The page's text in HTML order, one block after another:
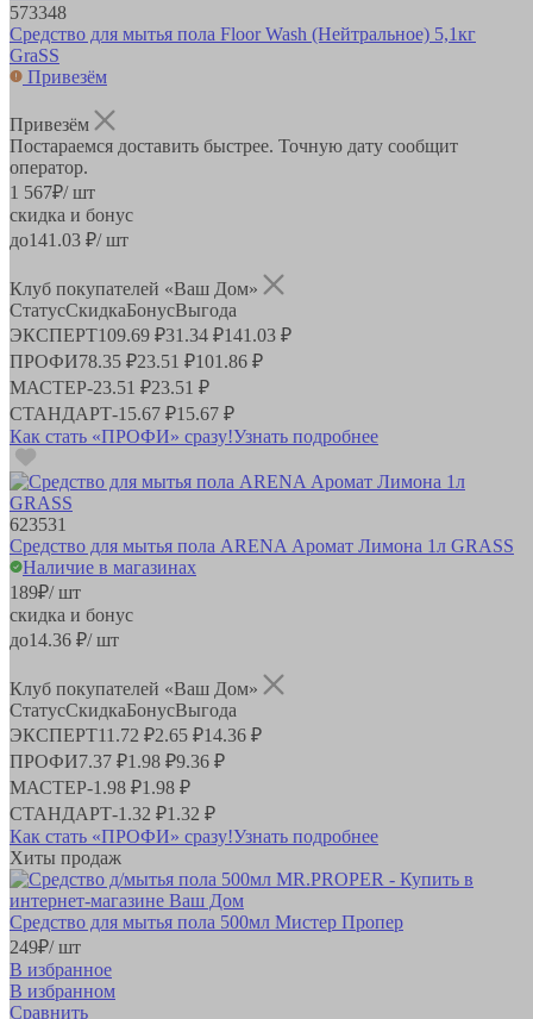
573348
Средство для мытья пола Floor Wash (Нейтральное) 5,1кг
GraSS
Привезём
Привезём
Постараемся доставить быстрее. Точную дату сообщит
оператор.
1 567₽/ шт
скидка и бонус
до141.03 ₽/ шт
Клуб покупателей «Ваш Дом»
СтатусСкидкаБонусВыгода
ЭКСПЕРТ109.69 ₽31.34 ₽141.03 ₽
ПРОФИ78.35 ₽23.51 ₽101.86 ₽
МАСТЕР-23.51 ₽23.51 ₽
СТАНДАРТ-15.67 ₽15.67 ₽
Как стать «ПРОФИ» сразу!Узнать подробнее
623531
Средство для мытья пола ARENA Аромат Лимона 1л GRASS
Наличие в магазинах
189₽/ шт
скидка и бонус
до14.36 ₽/ шт
Клуб покупателей «Ваш Дом»
СтатусСкидкаБонусВыгода
ЭКСПЕРТ11.72 ₽2.65 ₽14.36 ₽
ПРОФИ7.37 ₽1.98 ₽9.36 ₽
МАСТЕР-1.98 ₽1.98 ₽
СТАНДАРТ-1.32 ₽1.32 ₽
Как стать «ПРОФИ» сразу!Узнать подробнее
Хиты продаж
Средство для мытья пола 500мл Мистер Пропер
249₽/ шт
В избранное
В избранном
Сравнить